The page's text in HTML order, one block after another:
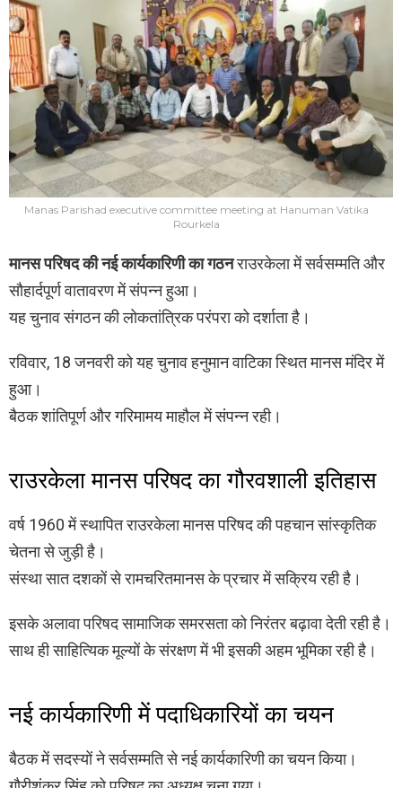
Manas Parishad executive committee meeting at Hanuman Vatika
Rourkela
मानस परिषद की नई कार्यकारिणी का गठनराउरकेला में सर्वसम्मति और
सौहार्दपूर्ण वातावरण में संपन्न हुआ।
यह चुनाव संगठन की लोकतांत्रिक परंपरा को दर्शाता है।
रविवार, 18 जनवरी को यह चुनाव हनुमान वाटिका स्थित मानस मंदिर में
हुआ।
बैठक शांतिपूर्ण और गरिमामय माहौल में संपन्न रही।
राउरकेला मानस परिषद का गौरवशाली इतिहास
वर्ष 1960 में स्थापित राउरकेला मानस परिषद की पहचान सांस्कृतिक
चेतना से जुड़ी है।
संस्था सात दशकों से रामचरितमानस के प्रचार में सक्रिय रही है।
इसके अलावा परिषद सामाजिक समरसता को निरंतर बढ़ावा देती रही है।
साथ ही साहित्यिक मूल्यों के संरक्षण में भी इसकी अहम भूमिका रही है।
नई कार्यकारिणी में पदाधिकारियों का चयन
बैठक में सदस्यों ने सर्वसम्मति से नई कार्यकारिणी का चयन किया।